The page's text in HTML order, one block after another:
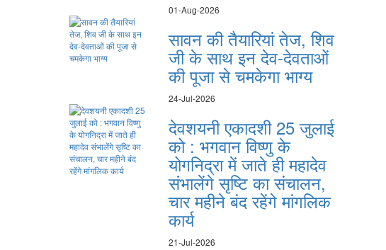
01-Aug-2026
सावन की तैयारियां तेज, शिव
जी के साथ इन देव-देवताओं
की पूजा से चमकेगा भाग्य
24-Jul-2026
देवशयनी एकादशी 25 जुलाई
को : भगवान विष्णु के
योगनिद्रा में जाते ही महादेव
संभालेंगे सृष्टि का संचालन,
चार महीने बंद रहेंगे मांगलिक
कार्य
21-Jul-2026